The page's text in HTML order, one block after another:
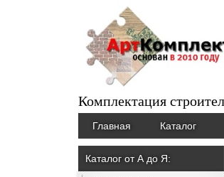
Комплектация
Главная Каталог
Каталог от А до Я: